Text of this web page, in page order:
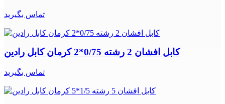
تماس بگیرید
کابل افشان 2 رشته 0/75*2 کرمان کابل رادین
تماس بگیرید